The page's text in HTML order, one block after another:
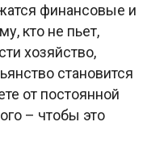
финансовые и
кто не пьет,
хозяйство,
становится
от постоянной
– чтобы это